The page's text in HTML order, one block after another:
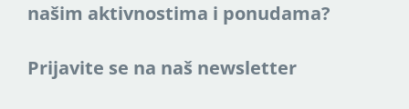
našim aktivnostima i ponudama?
Prijavite se na naš newsletter